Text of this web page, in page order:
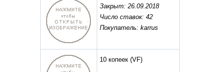
Закрыт: 26.09.2018
Число ставок: 42
Покупатель: karrus
10 копеек (VF)